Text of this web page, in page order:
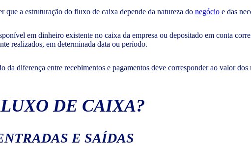
que a estruturação do fluxo de caixa depende da natureza do negócio e das
em dinheiro existente no caixa da empresa ou depositado em conta
realizados, em determinada data ou período.
diferença entre recebimentos e pagamentos deve corresponder ao valor
DE CAIXA?
E SAÍDAS